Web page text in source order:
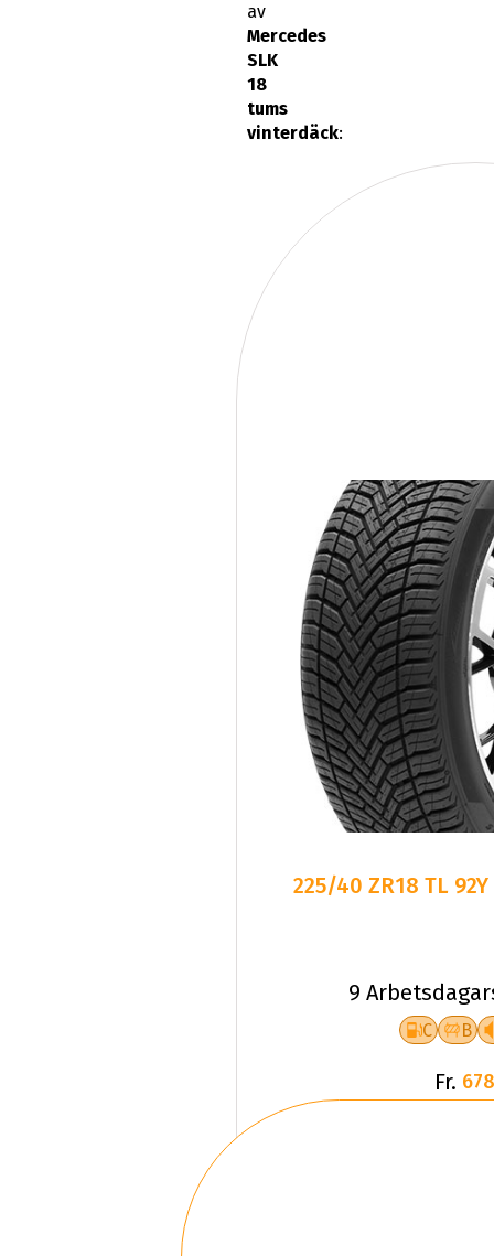
av
Mercedes
SLK
18
tums
vinterdäck:
225/40 ZR18 TL 92Y
9
C B
Fr.